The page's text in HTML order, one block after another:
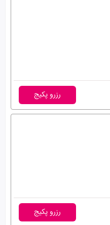
رزرو پکیج
رزرو پکیج